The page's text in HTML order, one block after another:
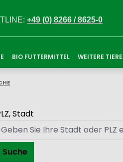
+49 (0) 8266 / 8625-0
BIO FUTTERMITTEL WEITERE TIERE
Stadt
Suche